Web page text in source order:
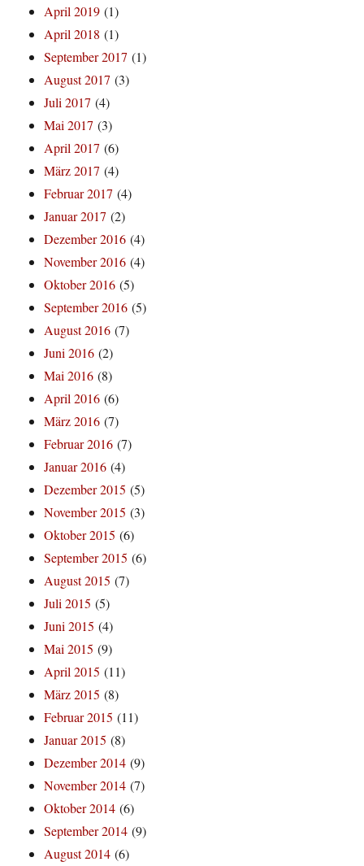
April 2019 (1)
April 2018 (1)
September 2017 (1)
August 2017 (3)
Juli 2017 (4)
Mai 2017 (3)
April 2017 (6)
März 2017 (4)
Februar 2017 (4)
Januar 2017 (2)
Dezember 2016 (4)
November 2016 (4)
Oktober 2016 (5)
September 2016 (5)
August 2016 (7)
Juni 2016 (2)
Mai 2016 (8)
April 2016 (6)
März 2016 (7)
Februar 2016 (7)
Januar 2016 (4)
Dezember 2015 (5)
November 2015 (3)
Oktober 2015 (6)
September 2015 (6)
August 2015 (7)
Juli 2015 (5)
Juni 2015 (4)
Mai 2015 (9)
April 2015 (11)
März 2015 (8)
Februar 2015 (11)
Januar 2015 (8)
Dezember 2014 (9)
November 2014 (7)
Oktober 2014 (6)
September 2014 (9)
August 2014 (6)